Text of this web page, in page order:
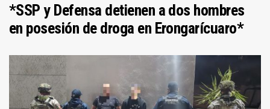
*SSP y Defensa detienen a dos hombres
en posesión de droga en Erongarícuaro*